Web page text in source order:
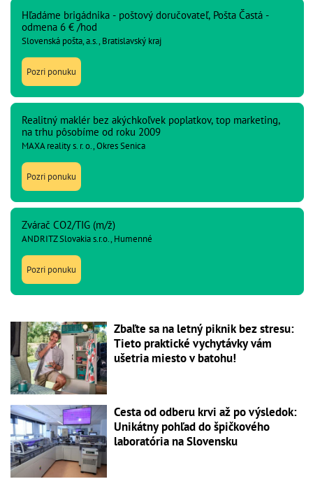
Hľadáme brigádnika - poštový doručovateľ, Pošta Častá -
odmena 6 € /hod
Slovenská pošta, a.s., Bratislavský kraj
Pozri ponuku
Realitný maklér bez akýchkoľvek poplatkov, top marketing,
na trhu pôsobíme od roku 2009
MAXA reality s. r. o., Okres Senica
Pozri ponuku
Zvárač CO2/TIG (m/ž)
ANDRITZ Slovakia s.r.o., Humenné
Pozri ponuku
Zbaľte sa na letný piknik bez stresu:
Tieto praktické vychytávky vám
ušetria miesto v batohu!
Cesta od odberu krvi až po výsledok:
Unikátny pohľad do špičkového
laboratória na Slovensku